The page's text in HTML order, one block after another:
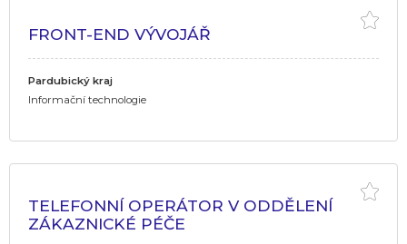
FRONT-END VÝVOJÁŘ
Pardubický kraj
Informační technologie
TELEFONNÍ OPERÁTOR V ODDĚLENÍ
ZÁKAZNICKÉ PÉČE